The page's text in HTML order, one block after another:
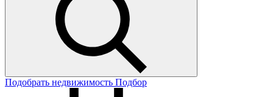
Подобрать недвижимость Подбор